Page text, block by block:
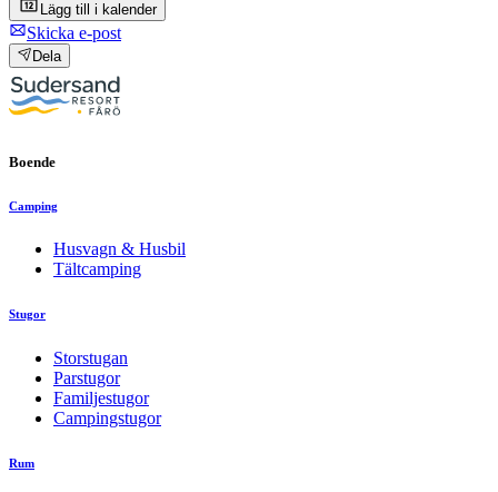
Lägg till i kalender
Skicka e-post
Dela
Boende
Camping
Husvagn & Husbil
Tältcamping
Stugor
Storstugan
Parstugor
Familjestugor
Campingstugor
Rum